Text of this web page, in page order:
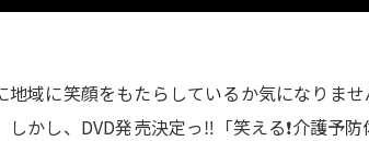
域に笑顔をもたらしているか気になりま
かし、DVD発売決定っ‼️「笑える❗️介護予